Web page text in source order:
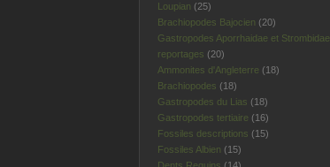
Loupian (25)
Brachiopodes Bajocien (20)
Gastropodes Aporrhaidae et
reportages (20)
Ammonites d'Angleterre (18)
Brachiopodes (18)
Gastropodes du Lias (18)
Gastropodes tertiaire (16)
Fossiles descriptions (15)
Fossiles Albien (15)